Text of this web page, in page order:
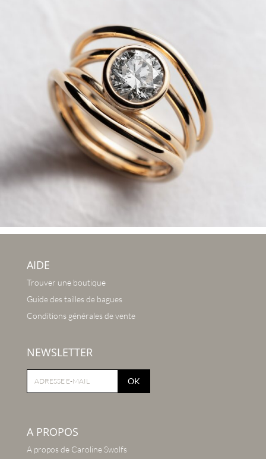
AIDE
Trouver une boutique
Guide des tailles de bagues
Conditions générales de vente
NEWSLETTER
OK
A PROPOS
A propos de Caroline Swolfs